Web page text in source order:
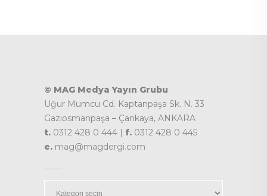
© MAG Medya Yayın Grubu
Uğur Mumcu Cd. Kaptanpaşa Sk. N. 33
Gaziosmanpaşa – Çankaya, ANKARA
t. 0312 428 0 444 | f. 0312 428 0 445
e. mag@magdergi.com